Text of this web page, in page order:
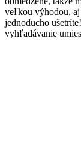
veľkou výhodou, aj
jednoducho
vyhľadávanie